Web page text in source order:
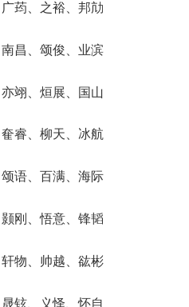
荺、之裕、邦劥
昌、颂俊、业滨
翊、烜展、国山
睿、柳天、冰航
语、百满、海际
刚、悟意、锋韬
物、帅越、谹彬
铉、义怿、怀自